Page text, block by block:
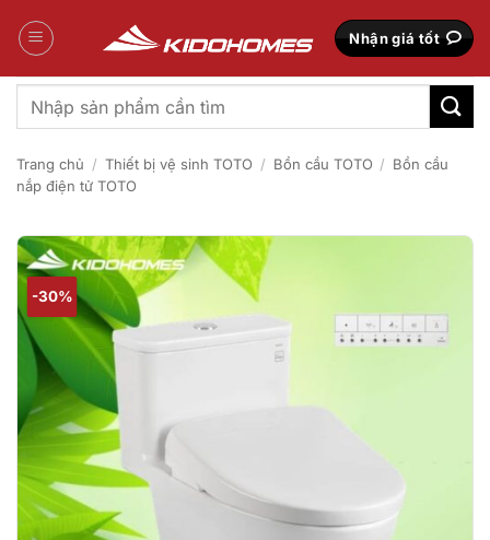
qua
Nhận giá tốt
Tìm
kiếm:
Trang chủ / Thiết bị vệ sinh TOTO / Bồn cầu TOTO / Bồn cầu
nắp điện tử TOTO
-30%